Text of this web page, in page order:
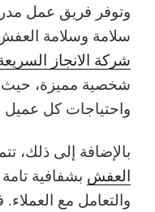
وتوفر فريق عمل
سلامة وسلامة العفش
شركة الانجاز
شخصية مميزة، حيث
واحتياجات كل عميل
بالإضافة إلى ذلك،
العفش بشفافية
والتعامل مع